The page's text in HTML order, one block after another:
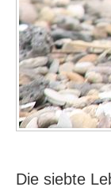
Die siebte